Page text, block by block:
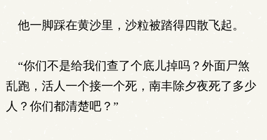
他一脚踩在黄沙里，沙粒被踏得四散飞起。
“你们不是给我们查了个底儿掉吗？外面尸煞
乱跑，活人一个接一个死，南丰除夕夜死了多少
人？你们都清楚吧？”